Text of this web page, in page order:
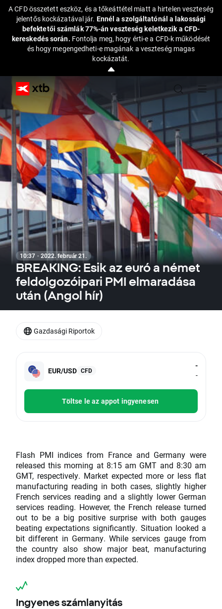
A CFD összetett eszköz, és a tőkeáttétel miatt a hirtelen veszteség
jelentős kockázatával jár. Ennél a szolgáltatónál a lakossági
befektetői számlák 77%-án veszteség keletkezik a CFD-
kereskedés során. Fontolja meg, hogy érti-e a CFD-k működését
és hogy megengedheti-e magának a veszteség magas
kockázatát.
10:37 · 2022. február 21.
BREAKING: Esik az euró a német
feldolgozóipari PMI elmaradása
után (Angol hír)
EUR/USD CFD
-
-
Töltse le az appot ingyenesen
Flash PMI indices from France and Germany were
released this morning at 8:15 am GMT and 8:30 am
GMT, respectively. Market expected more or less flat
manufacturing reading in both cases, slightly higher
French services reading and a slightly lower German
services reading. However, the French release turned
out to be a big positive surprise with both gauges
beating expectations significantly. Situation looked a
bit different in Germany. While services gauge from
the country also show major beat, manufacturing
index dropped more than expected.
Ingyenes számlanyitás
Gazdasági Riportok